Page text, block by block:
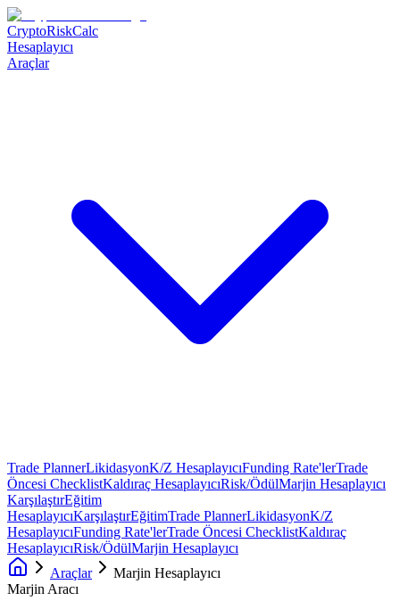
CryptoRiskCalc
Hesaplayıcı
Araçlar
Trade PlannerLikidasyonK/Z HesaplayıcıFunding Rate'lerTrade
Öncesi ChecklistKaldıraç HesaplayıcıRisk/ÖdülMarjin Hesaplayıcı
KarşılaştırEğitim
HesaplayıcıKarşılaştırEğitimTrade PlannerLikidasyonK/Z
HesaplayıcıFunding Rate'lerTrade Öncesi ChecklistKaldıraç
HesaplayıcıRisk/ÖdülMarjin Hesaplayıcı
Araçlar
Marjin Hesaplayıcı
Marjin Aracı